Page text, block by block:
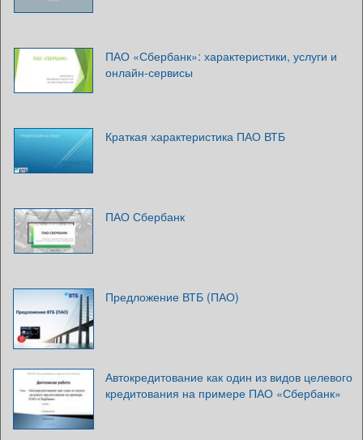
ПАО «Сбербанк»: характеристики, услуги и
онлайн-сервисы
Краткая характеристика ПАО ВТБ
ПАО Сбербанк
Предложение ВТБ (ПАО)
Автокредитование как один из видов целевого
кредитования на примере ПАО «Сбербанк»